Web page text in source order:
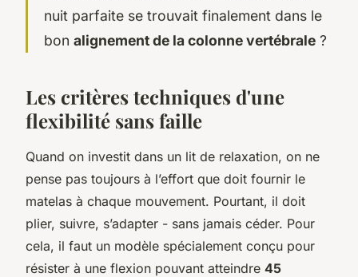
nuit parfaite se trouvait finalement dans le
bon alignement de la colonne vertébrale ?
Les critères techniques d'une
flexibilité sans faille
Quand on investit dans un lit de relaxation, on ne
pense pas toujours à l’effort que doit fournir le
matelas à chaque mouvement. Pourtant, il doit
plier, suivre, s’adapter - sans jamais céder. Pour
cela, il faut un modèle spécialement conçu pour
résister à une flexion pouvant atteindre 45